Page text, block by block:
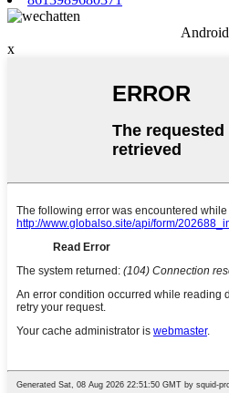
Android
x